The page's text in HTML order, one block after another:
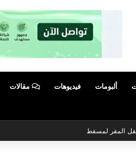
ألبومات فيديوهات مقالات
فعالية صيفية رياضية وترفيهية